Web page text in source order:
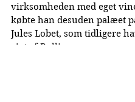
virksomheden med eget
købte han desuden palæet
Jules Lobet, som tidligere
ejet af Bollinger.